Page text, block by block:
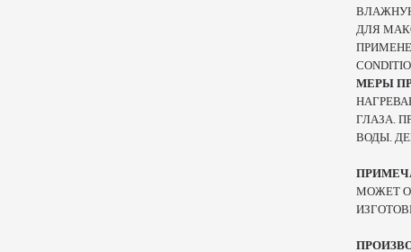
ДЛЯ
МЕРЫ
ГЛАЗА.
ВОДЫ.
МОЖЕТ